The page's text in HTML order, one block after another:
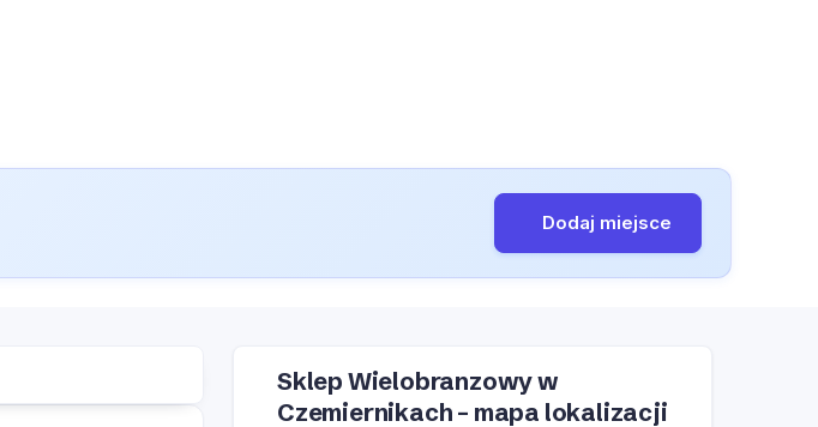
Dodaj miejsce
Sklep Wielobranzowy w
Czemiernikach – mapa lokalizacji